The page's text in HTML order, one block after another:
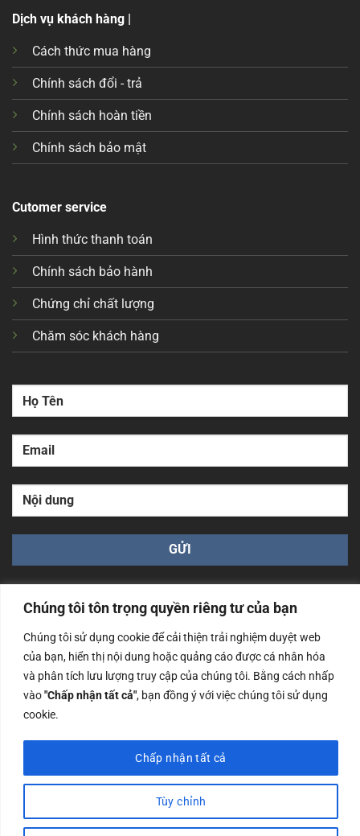
Chúng tôi tôn trọng quyền riêng tư của bạn
Chúng tôi sử dụng cookie để cải thiện trải nghiệm duyệt web
của bạn, hiển thị nội dung hoặc quảng cáo được cá nhân hóa
và phân tích lưu lượng truy cập của chúng tôi. Bằng cách nhấp
vào"Chấp nhận tất cả", bạn đồng ý với việc chúng tôi sử dụng
cookie.
Tùy chỉnh
Chấp nhận tất cả
Dịch vụ khách hàng |
Cách thức mua hàng
Chính sách đổi - trả
Chính sách hoàn tiền
Chính sách bảo mật
Cutomer service
Hình thức thanh toán
Chính sách bảo hành
Chứng chỉ chất lượng
Chăm sóc khách hàng
Công ty TNHH Nam Bình Xương - Số ĐKKD: 0108783483
cấp ngày 14/06/2019 bởi Sở Kế Hoạch và Đầu Tư Tp. Hà
Nội
Copyrights @2023 Nam Binh Xuong. All Rights Reserved